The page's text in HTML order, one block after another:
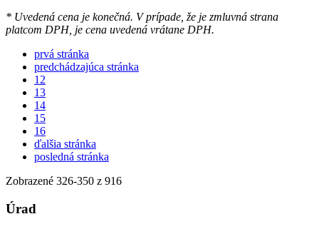
* Uvedená cena je konečná. V prípade, že je zmluvná strana
platcom DPH, je cena uvedená vrátane DPH.
prvá stránka
predchádzajúca stránka
12
13
14
15
16
ďalšia stránka
posledná stránka
Zobrazené 326-350 z 916
Úrad